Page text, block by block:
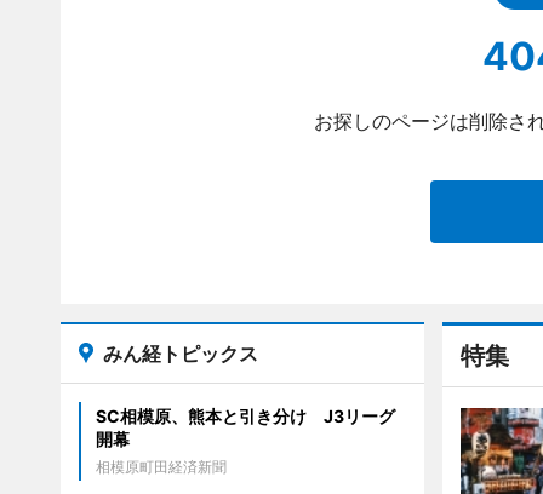
お探しのページは削除さ
特集
みん経トピックス
SC相模原、熊本と引き分け J3リーグ
開幕
相模原町田経済新聞